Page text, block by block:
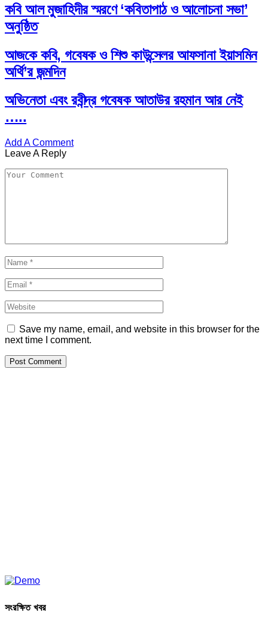
কবি আল মুজাহিদীর স্মরণে ‘কবিতাপাঠ ও আলোচনা সভা’
অনুষ্ঠিত
আজকে কবি, গবেষক ও শিশু কাউন্সেলর আফসানা ইয়াসমিন
অর্থি’র জন্মদিন
অভিনেতা এবং রবীন্দ্র গবেষক আতাউর রহমান আর নেই
…..
Add A Comment
Leave A Reply
Save my name, email, and website in this browser for the
next time I comment.
সংরক্ষিত খবর